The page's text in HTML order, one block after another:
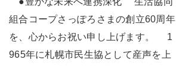
組合コープさっぽろさまの創立60周年
を、心からお祝い申し上げます。 1
965年に札幌市民生協として産声を上